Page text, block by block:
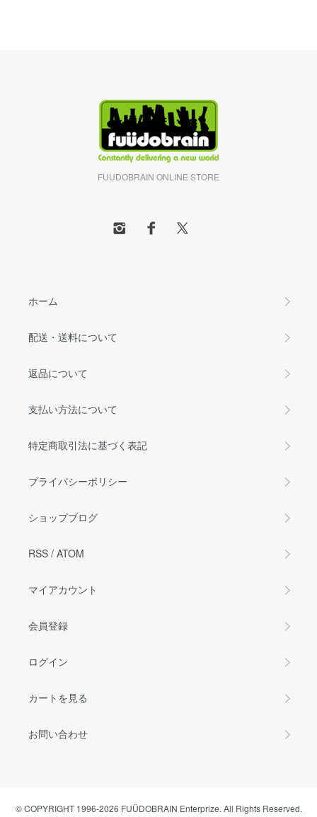
FUUDOBRAIN ONLINE STORE
ホーム
配送・送料について
返品について
支払い方法について
特定商取引法に基づく表記
プライバシーポリシー
ショップブログ
RSS / ATOM
マイアカウント
会員登録
ログイン
カートを見る
お問い合わせ
© COPYRIGHT 1996-2026 FUÜDOBRAIN Enterprize. All Rights Reserved.